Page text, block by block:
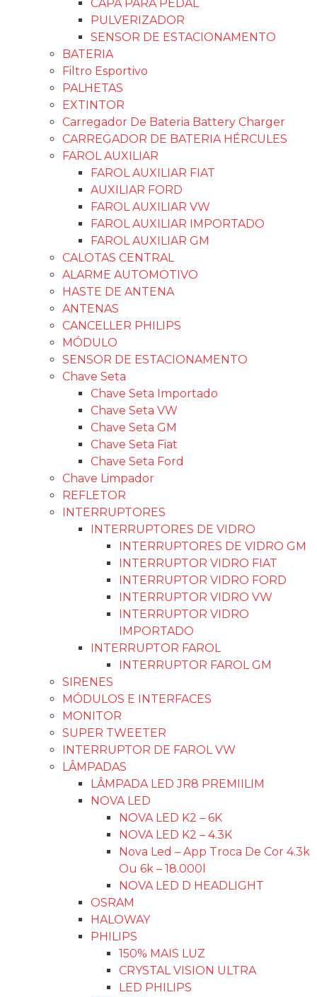
CAPA PARA PEDAL
PULVERIZADOR
SENSOR DE ESTACIONAMENTO
BATERIA
Filtro Esportivo
PALHETAS
EXTINTOR
Carregador De Bateria Battery Charger
CARREGADOR DE BATERIA HÉRCULES
FAROL AUXILIAR
FAROL AUXILIAR FIAT
AUXILIAR FORD
FAROL AUXILIAR VW
FAROL AUXILIAR IMPORTADO
FAROL AUXILIAR GM
CALOTAS CENTRAL
ALARME AUTOMOTIVO
HASTE DE ANTENA
ANTENAS
CANCELLER PHILIPS
MÓDULO
SENSOR DE ESTACIONAMENTO
Chave Seta
Chave Seta Importado
Chave Seta VW
Chave Seta GM
Chave Seta Fiat
Chave Seta Ford
Chave Limpador
REFLETOR
INTERRUPTORES
INTERRUPTORES DE VIDRO
INTERRUPTORES DE VIDRO GM
INTERRUPTOR VIDRO FIAT
INTERRUPTOR VIDRO FORD
INTERRUPTOR VIDRO VW
INTERRUPTOR VIDRO
IMPORTADO
INTERRUPTOR FAROL
INTERRUPTOR FAROL GM
SIRENES
MÓDULOS E INTERFACES
MONITOR
SUPER TWEETER
INTERRUPTOR DE FAROL VW
LÂMPADAS
LÂMPADA LED JR8 PREMIILIM
NOVA LED
NOVA LED K2 – 6K
NOVA LED K2 – 4.3K
Nova Led – App Troca De Cor 4.3k
Ou 6k – 18.000l
NOVA LED D HEADLIGHT
OSRAM
HALOWAY
PHILIPS
150% MAIS LUZ
CRYSTAL VISION ULTRA
LED PHILIPS